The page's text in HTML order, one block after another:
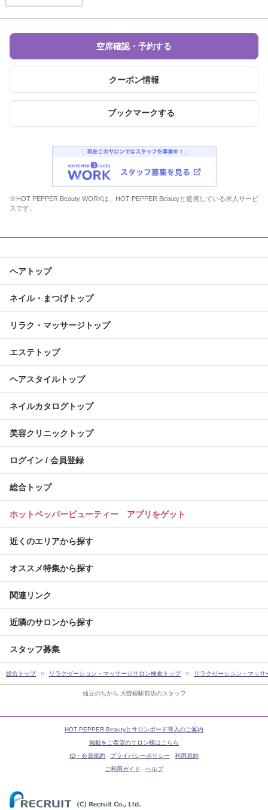
仙豆のちから 大曽根駅前店のスタッフ
空席確認・予約する
クーポン情報
ブックマークする
※HOT PEPPER Beauty WORKは、HOT PEPPER Beautyと連携している求人サービ
スです。
ヘアトップ
ネイル・まつげトップ
リラク・マッサージトップ
エステトップ
ヘアスタイルトップ
ネイルカタログトップ
美容クリニックトップ
ログイン / 会員登録
総合トップ
ホットペッパービューティー アプリをゲット
近くのエリアから探す
オススメ特集から探す
関連リンク
近隣のサロンから探す
スタッフ募集
総合トップ リラクゼーション・マッサージサロン検索トップ リラクゼーション・マッ
HOT PEPPER Beautyとサロンボード導入のご案内
掲載をご希望のサロン様はこちら
ID・会員規約
プライバシーポリシー
利用規約
ご利用ガイド
ヘルプ